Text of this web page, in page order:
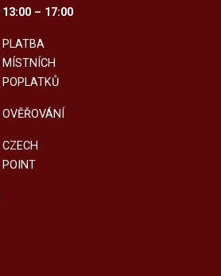
13:00 – 17:00
PLATBA
MÍSTNÍCH
POPLATKŮ
OVĚŘOVÁNÍ
CZECH
POINT